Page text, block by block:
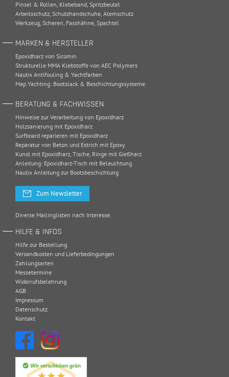
Pinsel & Rollen, Klebeband, Spritzbeutel
Arbeitsschutz, Schutzhandschuhe, Atemschutz
Werkzeug, Scheren, Fasshähne, Spachtel
MARKEN & HERSTELLER
Epoxidharz von Sicomin
Strukturelle MMA Klebstoffe von AEC Polymers
Nautix Antifouling & Yachtfarben
Map Yachting: Bootslack & Beschichtungssysteme
BERATUNG & FACHWISSEN
Hinweise zur Verarbeitung von Epoxidharz
Holzsanierung mit Epoxidharz
Surfboard reparieren mit Epoxidharz
Reparatur von Beton und Estrich mit Epoxy
Kunst mit Epoxidharz, Tische, Ringe mit Gießharz
Anleitung: Epoxidharz-Tisch mit Beleuchtung
Nautix Anleitung zur Bootsbeschichtung
Zum Newsletter
Diverse Mailinglisten nach Interesse.
HILFE & INFOS
Hilfe zur Bestellung
Versandkosten und Lieferbedingungen
Zahlungsarten
Messetermine
Widerrufsbelehrung
AGB
Impressum
Datenschutz
Kontakt